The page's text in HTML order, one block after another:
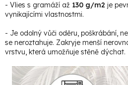
- Vlies s gramáží až 130 g/m2 je
vynikajícími vlastnostmi.
- Je odolný vůči oděru, poškrábání,
se neroztahuje. Zakryje menší
vrstvu, která umožňuje stěně dýchat.